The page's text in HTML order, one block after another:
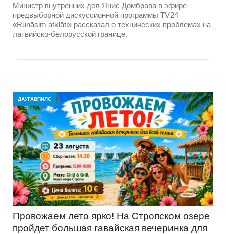
Министр внутренних дел Янис Домбрава в эфире
предвыборной дискуссионной программы TV24
«Runāsim atklāti» рассказал о технических проблемах на
латвийско-белорусской границе.
ДАУГАВПИЛС
Провожаем лето ярко! На Стропском озере
пройдет большая гавайская вечеринка для